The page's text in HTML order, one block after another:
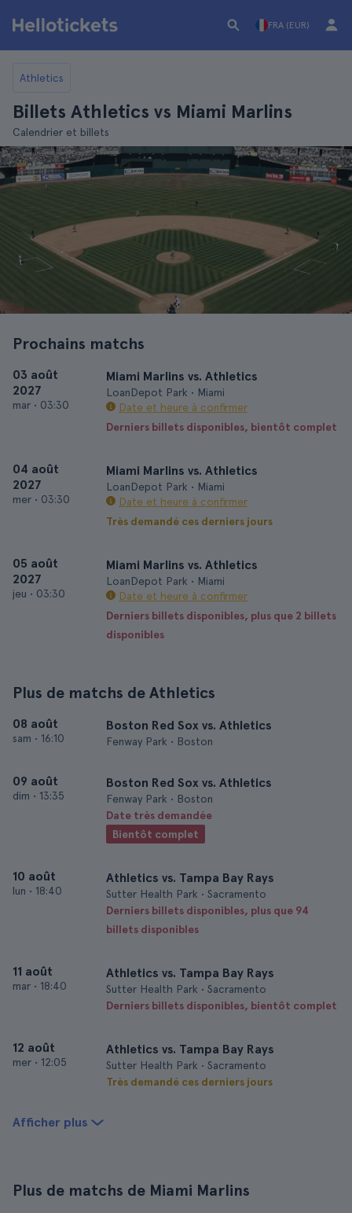
FRA (EUR)
Athletics
Billets Athletics vs Miami Marlins
Calendrier et billets
Prochains matchs
03 août
2027
mar • 03:30
Miami Marlins vs. Athletics
LoanDepot Park • Miami
Date et heure à confirmer
Derniers billets disponibles, bientôt complet
04 août
2027
mer • 03:30
Miami Marlins vs. Athletics
LoanDepot Park • Miami
Date et heure à confirmer
Très demandé ces derniers jours
05 août
2027
jeu • 03:30
Miami Marlins vs. Athletics
LoanDepot Park • Miami
Date et heure à confirmer
Derniers billets disponibles, plus que 2 billets
disponibles
Plus de matchs de Athletics
08 août
sam • 16:10
Boston Red Sox vs. Athletics
Fenway Park • Boston
09 août
dim • 13:35
Boston Red Sox vs. Athletics
Fenway Park • Boston
Date très demandée
Bientôt complet
10 août
lun • 18:40
Athletics vs. Tampa Bay Rays
Sutter Health Park • Sacramento
Derniers billets disponibles, plus que 94
billets disponibles
11 août
mar • 18:40
Athletics vs. Tampa Bay Rays
Sutter Health Park • Sacramento
Derniers billets disponibles, bientôt complet
12 août
mer • 12:05
Athletics vs. Tampa Bay Rays
Sutter Health Park • Sacramento
Très demandé ces derniers jours
Afficher plus
Plus de matchs de Miami Marlins